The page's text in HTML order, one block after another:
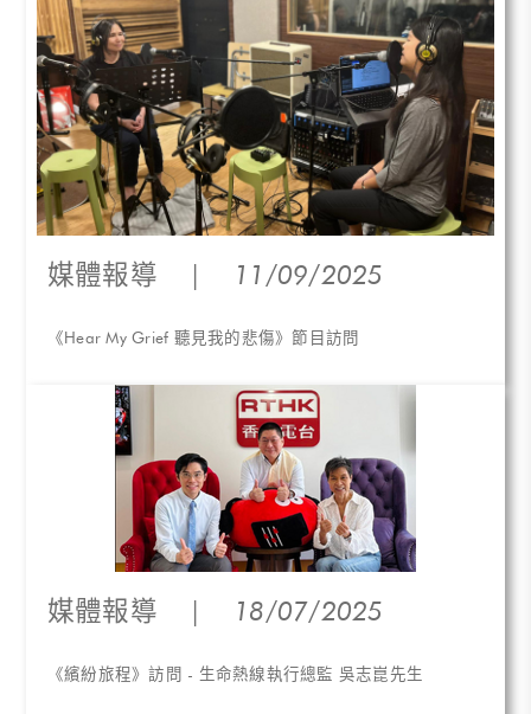
媒體報導 | 11/09/2025
《Hear My Grief 聽見我的悲傷》節目訪問
媒體報導 | 18/07/2025
《繽紛旅程》訪問 - 生命熱線執行總監 吳志崑先生